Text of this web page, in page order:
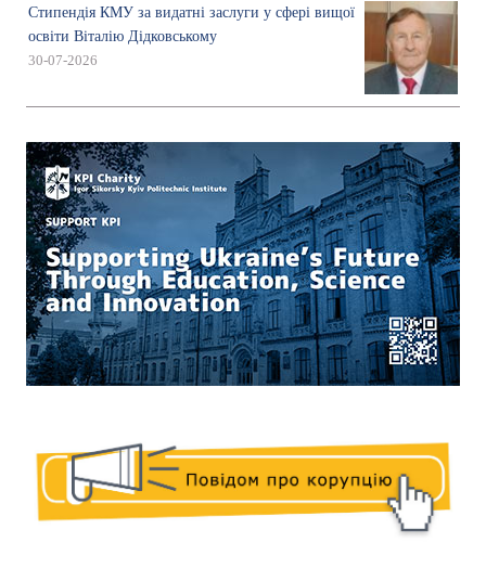
Стипендія КМУ за видатні заслуги у сфері вищої
освіти Віталію Дідковському
30-07-2026